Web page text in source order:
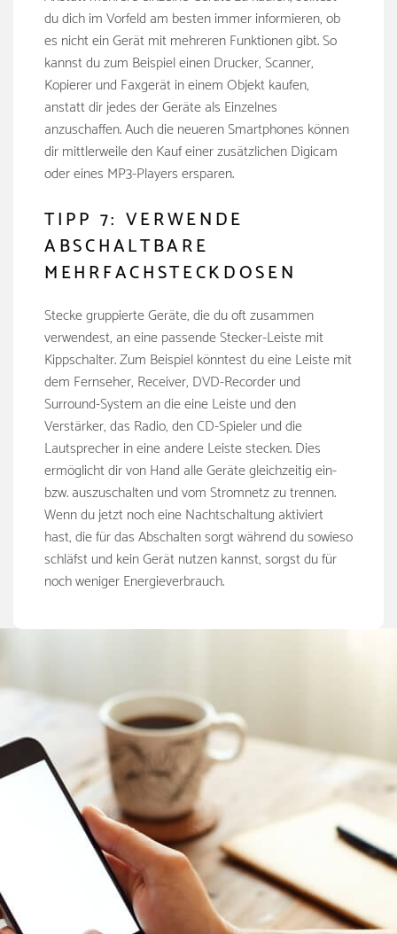
du dich im Vorfeld am besten immer informieren, ob
es nicht ein Gerät mit mehreren Funktionen gibt. So
kannst du zum Beispiel einen Drucker, Scanner,
Kopierer und Faxgerät in einem Objekt kaufen,
anstatt dir jedes der Geräte als Einzelnes
anzuschaffen. Auch die neueren Smartphones können
dir mittlerweile den Kauf einer zusätzlichen Digicam
oder eines MP3-Players ersparen.
TIPP 7: VERWENDE
ABSCHALTBARE
MEHRFACHSTECKDOSEN
Stecke gruppierte Geräte, die du oft zusammen
verwendest, an eine passende Stecker-Leiste mit
Kippschalter. Zum Beispiel könntest du eine Leiste mit
dem Fernseher, Receiver, DVD-Recorder und
Surround-System an die eine Leiste und den
Verstärker, das Radio, den CD-Spieler und die
Lautsprecher in eine andere Leiste stecken. Dies
ermöglicht dir von Hand alle Geräte gleichzeitig ein-
bzw. auszuschalten und vom Stromnetz zu trennen.
Wenn du jetzt noch eine Nachtschaltung aktiviert
hast, die für das Abschalten sorgt während du sowieso
schläfst und kein Gerät nutzen kannst, sorgst du für
noch weniger Energieverbrauch.